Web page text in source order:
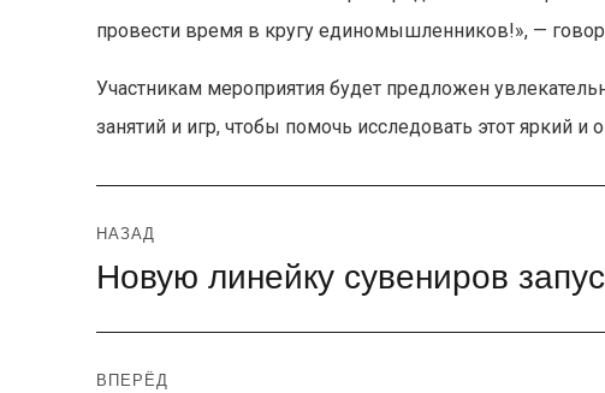
провести время в кругу единомышленников!», —
Участникам мероприятия будет предложен
занятий и игр, чтобы помочь исследовать этот яркий
Навигация
по
записям
НАЗАД
Предыдущая
запись:
Новую линейку сувениров
ВПЕРЁД